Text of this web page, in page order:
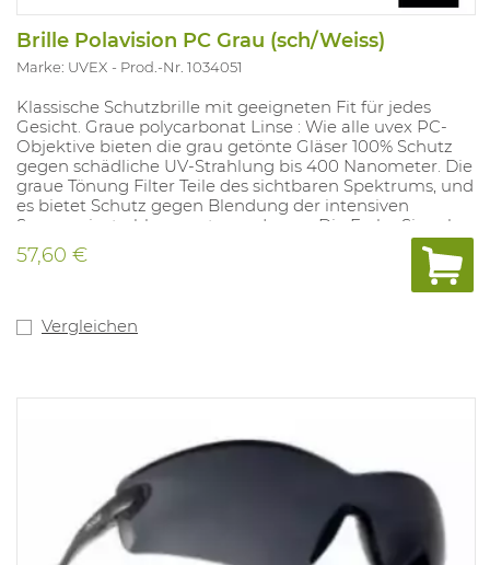
Brille Polavision PC Grau (sch/Weiss)
Marke: UVEX Prod.-Nr. 1034051
Klassische Schutzbrille mit geeigneten Fit für jedes
Gesicht. Graue polycarbonat Linse : Wie alle uvex PC-
Objektive bieten die grau getönte Gläser 100% Schutz
gegen schädliche UV-Strahlung bis 400 Nanometer. Die
graue Tönung Filter Teile des sichtbaren Spektrums, und
es bietet Schutz gegen Blendung der intensiven
Sonneneinstrahlung unter anderem. Die Farbe Signal
Anerkennung der Farbe nach wie vor ungehindert.
Gemäss: EN166/172 5-3,1.
57,60 €
Vergleichen